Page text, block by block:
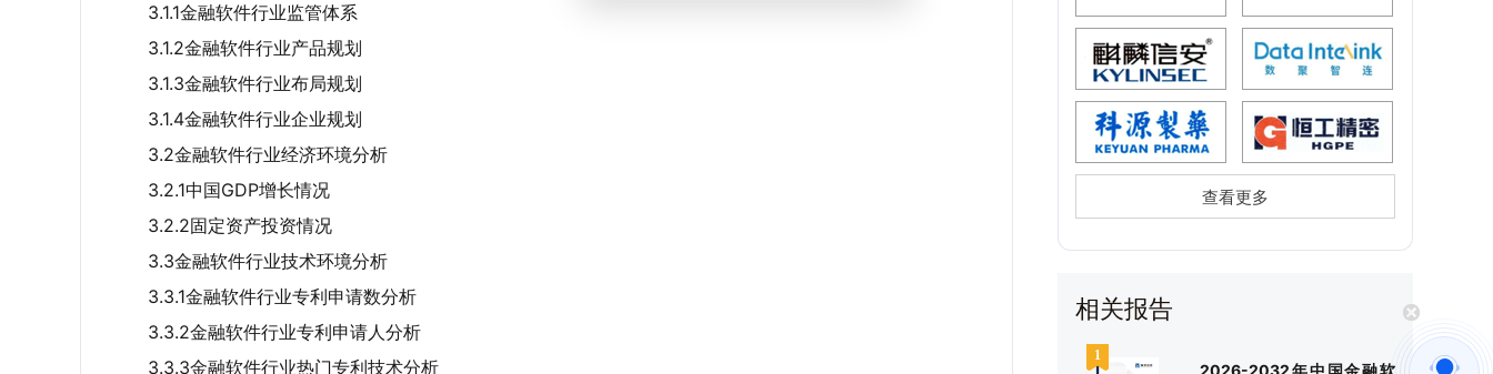
3.1.1金融软件行业监管体系
3.1.2金融软件行业产品规划
3.1.3金融软件行业布局规划
3.1.4金融软件行业企业规划
3.2金融软件行业经济环境分析
3.2.1中国GDP增长情况
3.2.2固定资产投资情况
3.3金融软件行业技术环境分析
3.3.1金融软件行业专利申请数分析
3.3.2金融软件行业专利申请人分析
3.3.3金融软件行业热门专利技术分析
查看更多
相关报告